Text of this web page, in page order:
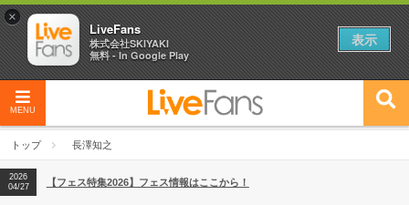
MENU
トップ 長澤知之
2026
04/27
2026
【ライブ動員ランキング】2026年上半期編発表！
2026
04/27
【フェス特集2026】フェス情報はここから！
×
LiveFans
株式会社SKIYAKI
無料 - In Google Play
表示